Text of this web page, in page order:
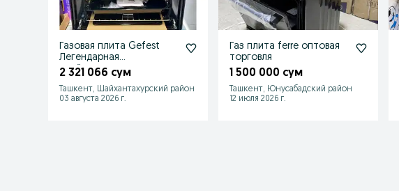
Газовая плита Gefest
Легендарная
надёжность,
долговечность.
2 321 066 сум
Ташкент, Шайхантахурский район
03 августа 2026 г.
Газ плита ferre оптовая
торговля
1 500 000 сум
Ташкент, Юнусабадский район
12 июля 2026 г.